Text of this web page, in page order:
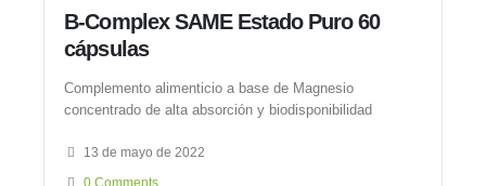
B-Complex SAME Estado Puro 60
cápsulas
Complemento alimenticio a base de Magnesio
concentrado de alta absorción y biodisponibilidad
13 de mayo de 2022
0 Comments